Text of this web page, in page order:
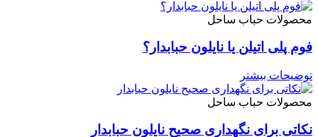
محصولات حباب ساحل
فوم پلی اتیلن یا نایلون حبابدار؟
توضیحات بیشتر
محصولات حباب ساحل
نکاتی برای نگهداری صحیح نایلون حبابدار